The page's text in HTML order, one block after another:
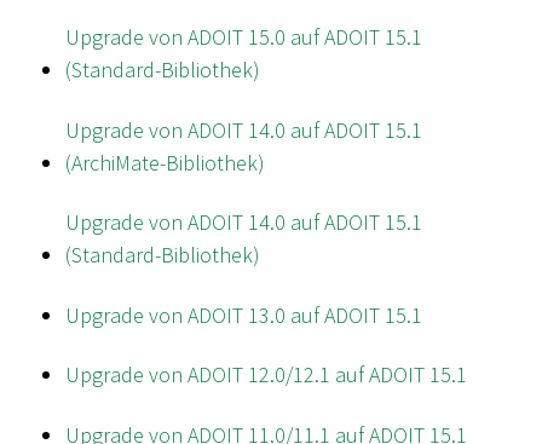
Upgrade von ADOIT 15.0 auf ADOIT 15.1
(Standard-Bibliothek)
Upgrade von ADOIT 14.0 auf ADOIT 15.1
(ArchiMate-Bibliothek)
Upgrade von ADOIT 14.0 auf ADOIT 15.1
(Standard-Bibliothek)
Upgrade von ADOIT 13.0 auf ADOIT 15.1
Upgrade von ADOIT 12.0/12.1 auf ADOIT 15.1
Upgrade von ADOIT 11.0/11.1 auf ADOIT 15.1